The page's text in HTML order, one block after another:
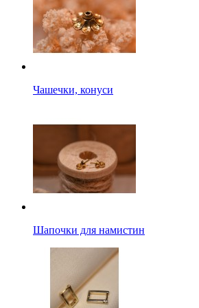
Чашечки, конуси
Шапочки для намистин